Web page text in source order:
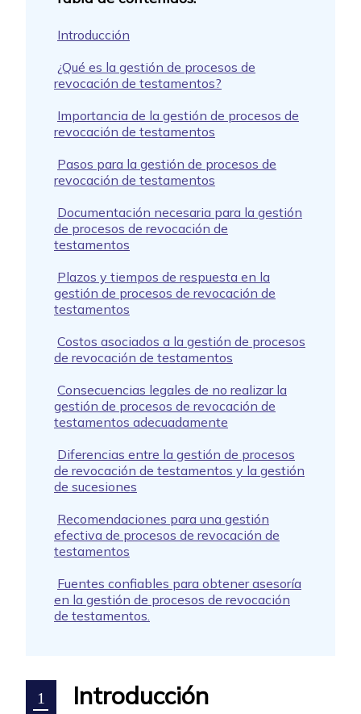
Introducción
¿Qué es la gestión de procesos de
revocación de testamentos?
Importancia de la gestión de procesos de
revocación de testamentos
Pasos para la gestión de procesos de
revocación de testamentos
Documentación necesaria para la gestión
de procesos de revocación de
testamentos
Plazos y tiempos de respuesta en la
gestión de procesos de revocación de
testamentos
Costos asociados a la gestión de procesos
de revocación de testamentos
Consecuencias legales de no realizar la
gestión de procesos de revocación de
testamentos adecuadamente
Diferencias entre la gestión de procesos
de revocación de testamentos y la gestión
de sucesiones
Recomendaciones para una gestión
efectiva de procesos de revocación de
testamentos
Fuentes confiables para obtener asesoría
en la gestión de procesos de revocación
de testamentos.
1
Introducción